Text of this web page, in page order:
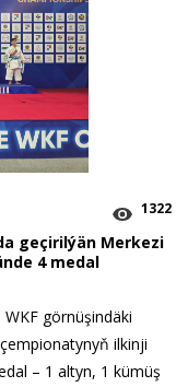
1322
geçirilýän Merkezi
4 medal
görnüşindäki
ilkinji
– 1 altyn, 1 kümüş